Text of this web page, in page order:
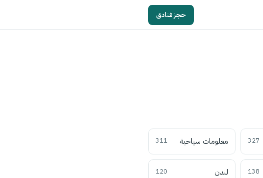
حجز فنادق
327 معلومات سياحية 311
138 لندن 120